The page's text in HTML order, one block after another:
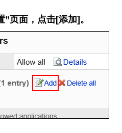
页面，点击[添加]。